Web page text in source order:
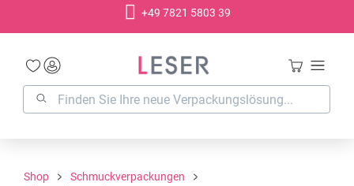
+49 7821 5803 39
Shop
Schmuckverpackungen